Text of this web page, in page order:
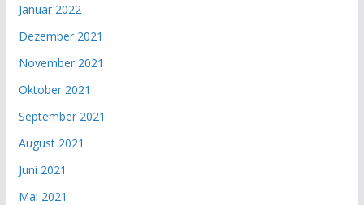
Januar 2022
Dezember 2021
November 2021
Oktober 2021
September 2021
August 2021
Juni 2021
Mai 2021